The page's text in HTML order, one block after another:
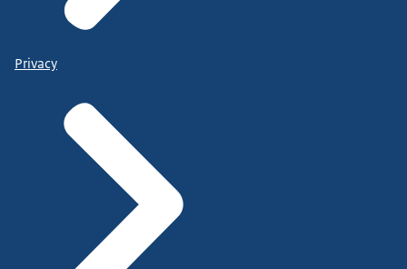
Privacy